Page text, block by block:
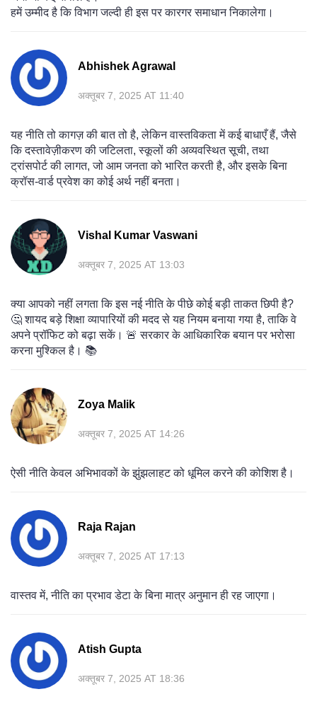
हमें उम्मीद है कि विभाग जल्दी ही इस पर कारगर समाधान निकालेगा।
Abhishek Agrawal
अक्तूबर 7, 2025 AT 11:40
यह नीति तो कागज़ की बात तो है, लेकिन वास्तविकता में कई बाधाएँ हैं, जैसे
कि दस्तावेज़ीकरण की जटिलता, स्कूलों की अव्यवस्थित सूची, तथा
ट्रांसपोर्ट की लागत, जो आम जनता को भारित करती है, और इसके बिना
क्रॉस‑वार्ड प्रवेश का कोई अर्थ नहीं बनता।
Vishal Kumar Vaswani
अक्तूबर 7, 2025 AT 13:03
क्या आपको नहीं लगता कि इस नई नीति के पीछे कोई बड़ी ताकत छिपी है?
🤔 शायद बड़े शिक्षा व्यापारियों की मदद से यह नियम बनाया गया है, ताकि वे
अपने प्रॉफिट को बढ़ा सकें। 🚨 सरकार के आधिकारिक बयान पर भरोसा
करना मुश्किल है। 📚
Zoya Malik
अक्तूबर 7, 2025 AT 14:26
ऐसी नीति केवल अभिभावकों के झुंझलाहट को धूमिल करने की कोशिश है।
Raja Rajan
अक्तूबर 7, 2025 AT 17:13
वास्तव में, नीति का प्रभाव डेटा के बिना मात्र अनुमान ही रह जाएगा।
Atish Gupta
अक्तूबर 7, 2025 AT 18:36